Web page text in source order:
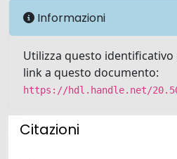
Informazioni
Utilizza questo
link a questo documento:
https://hdl.handle.net/
Citazioni